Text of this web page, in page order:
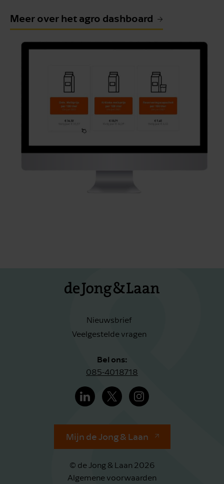
Meer over het agro dashboard
Nieuwsbrief
Veelgestelde vragen
Bel ons:
085-4018718
Mijn de Jong & Laan
© de Jong & Laan 2026
Algemene voorwaarden